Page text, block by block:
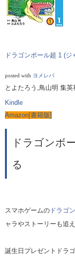
ドラゴンボール超 1 (ジ
posted with ヨメレバ
とよたろう,鳥山明 集英
Kindle
Amazon[書籍版]
ドラゴンボ
る
スマホゲームの ドラゴ
ャラやストーリーも追
誕生日プレゼントドラ